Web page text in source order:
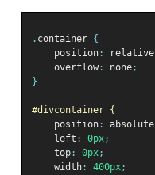
. container {
    position
: relative
    overflow
: none;
}
#divcontainer {
    position
: absolute
    left
: 0px;
    top
: 0px;
    width
: 400px;